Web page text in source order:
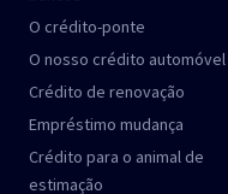
O crédito-ponte
O nosso crédito automóvel
Crédito de renovação
Empréstimo mudança
Crédito para o animal de
estimação